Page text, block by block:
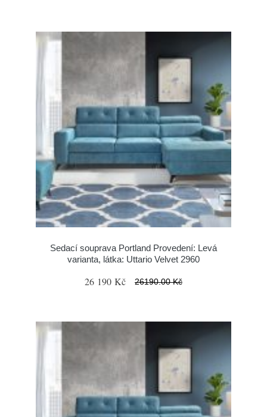
Sedací souprava Portland Provedení: Levá
varianta, látka: Uttario Velvet 2960
26 190 Kč 26190.00 Kč